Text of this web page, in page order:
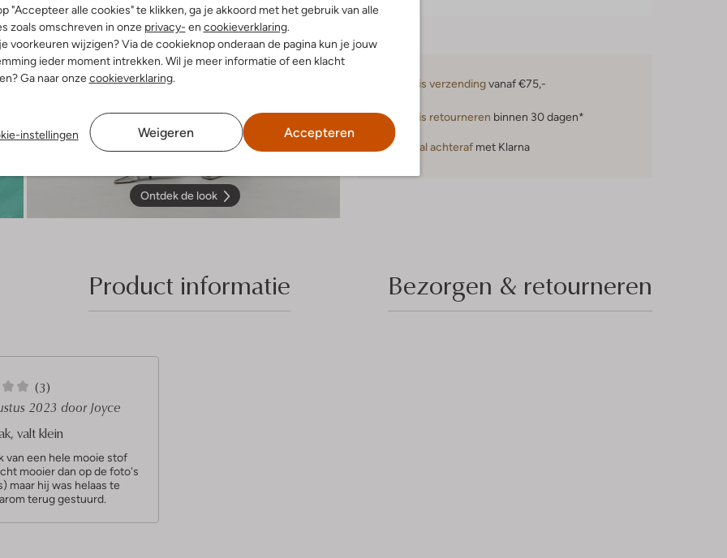
"Accepteer alle cookies" te klikken, ga je akkoord met het gebruik van alle
zoals omschreven in onze privacy- en cookieverklaring.
voorkeuren wijzigen? Via de cookieknop onderaan de pagina kun je jouw
ieder moment intrekken. Wil je meer informatie of een klacht
Ga naar onzecookieverklaring.
instellingen Weigeren Accepteren
Ontdek de look
Gratis verzendingvanaf €75,-
Gratis retourneren binnen 30 dagen*
Betaal achteraf met Klarna
Product informatie Bezorgen & retourneren
(3)
2023 door Joyce
valt klein
van een hele mooie stof
mooier dan op de foto's
maar hij was helaas te
terug gestuurd.